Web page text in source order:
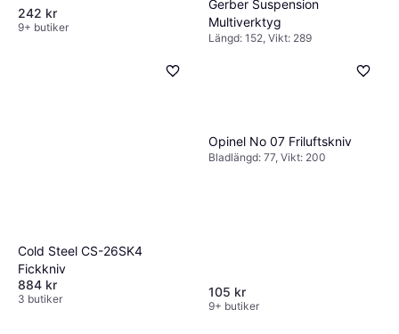
242 kr
9+ butiker
Gerber Suspension
Multiverktyg
Längd: 152, Vikt: 289
Cold Steel CS-26SK4
Fickkniv
884 kr
3 butiker
Opinel No 07 Friluftskniv
Bladlängd: 77, Vikt: 200
105 kr
9+ butiker